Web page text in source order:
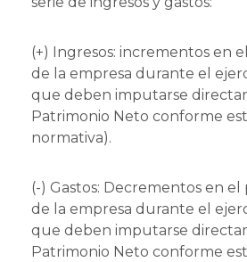
(+) Ingresos: incrementos en
de la empresa durante el
que deben imputarse
Patrimonio Neto conforme
normativa).
(-) Gastos: Decrementos en
de la empresa durante el
que deben imputarse
Patrimonio Neto conforme